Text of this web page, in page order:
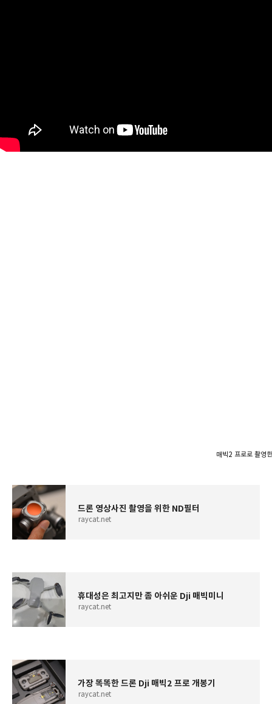
매빅2 프로로 촬영
드론 영상사진 촬영을 위한 ND필터
raycat.net
휴대성은 최고지만 좀 아쉬운 Dji 매빅미니
raycat.net
가장 똑똑한 드론 Dji 매빅2 프로 개봉기
raycat.net